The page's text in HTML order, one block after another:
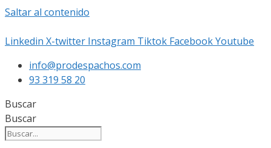
Saltar al contenido
Linkedin X-twitter Instagram Tiktok FacebookYoutube
info@prodespachos.com
93 319 58 20
Buscar
Buscar